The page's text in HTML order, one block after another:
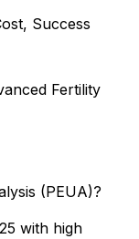
Success
Fertility
(PEUA)?
with high